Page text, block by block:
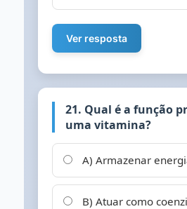
Ver resposta
21. Qual é a função
uma vitamina?
A) Armazenar
B) Atuar como